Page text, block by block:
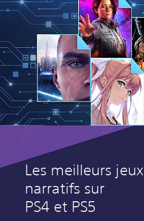
Les meilleurs jeux
narratifs sur
PS4 et PS5